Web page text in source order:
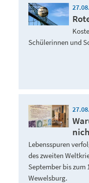
Schülerinnen und
Lebensspuren
des zweiten
September bis zum
Wewelsburg.